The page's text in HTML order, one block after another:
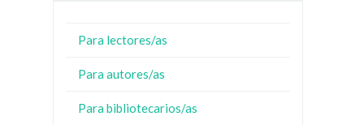
Para lectores/as
Para autores/as
Para bibliotecarios/as